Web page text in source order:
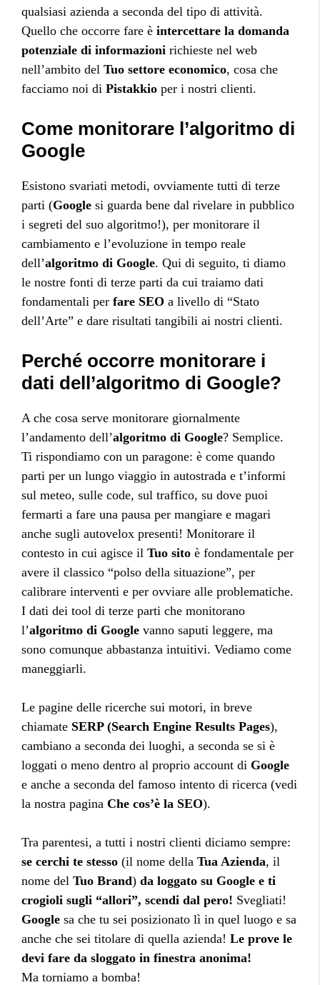
qualsiasi azienda a seconda del tipo di attività.
Quello che occorre fare è intercettare la domanda
potenziale di informazioni richieste nel web
nell’ambito del Tuo settore economico, cosa che
facciamo noi di Pistakkio per i nostri clienti.
Come monitorare l’algoritmo di
Google
Esistono svariati metodi, ovviamente tutti di terze
parti (Google si guarda bene dal rivelare in pubblico
i segreti del suo algoritmo!), per monitorare il
cambiamento e l’evoluzione in tempo reale
dell’algoritmo di Google. Qui di seguito, ti diamo
le nostre fonti di terze parti da cui traiamo dati
fondamentali per fare SEO a livello di “Stato
dell’Arte” e dare risultati tangibili ai nostri clienti.
Perché occorre monitorare i
dati dell’algoritmo di Google?
A che cosa serve monitorare giornalmente
l’andamento dell’algoritmo di Google? Semplice.
Ti rispondiamo con un paragone: è come quando
parti per un lungo viaggio in autostrada e t’informi
sul meteo, sulle code, sul traffico, su dove puoi
fermarti a fare una pausa per mangiare e magari
anche sugli autovelox presenti! Monitorare il
contesto in cui agisce il Tuo sito è fondamentale per
avere il classico “polso della situazione”, per
calibrare interventi e per ovviare alle problematiche.
I dati dei tool di terze parti che monitorano
l’algoritmo di Google vanno saputi leggere, ma
sono comunque abbastanza intuitivi. Vediamo come
maneggiarli.
Le pagine delle ricerche sui motori, in breve
chiamate SERP (Search Engine Results Pages),
cambiano a seconda dei luoghi, a seconda se si è
loggati o meno dentro al proprio account di Google
e anche a seconda del famoso intento di ricerca (vedi
la nostra pagina Che cos’è la SEO).
Tra parentesi, a tutti i nostri clienti diciamo sempre:
se cerchi te stesso (il nome della Tua Azienda, il
nome del Tuo Brand) da loggato su Google e ti
crogioli sugli “allori”, scendi dal pero! Svegliati!
Google sa che tu sei posizionato lì in quel luogo e sa
anche che sei titolare di quella azienda! Le prove le
devi fare da sloggato in finestra anonima!
Ma torniamo a bomba!